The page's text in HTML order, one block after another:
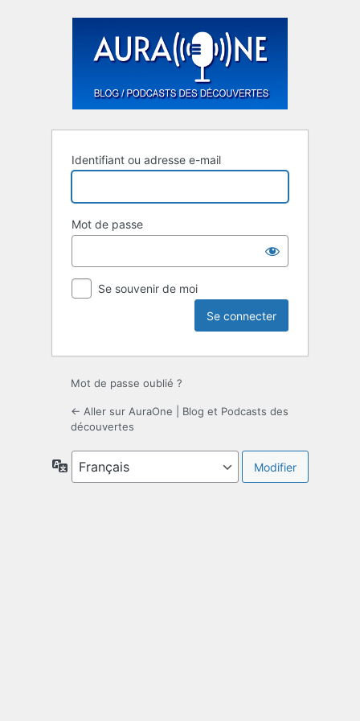
connecter
Identifiant ou adresse e-mail
Mot de passe
Se souvenir de moi
Mot de passe oublié ?
← Aller sur AuraOne | Blog et Podcasts des
découvertes
Langue